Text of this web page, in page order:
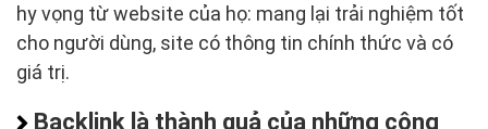
hy vọng từ website của họ: mang lại trải nghiệm tốt
cho người dùng, site có thông tin chính thức và có
giá trị.
Backlink là thành quả của những công